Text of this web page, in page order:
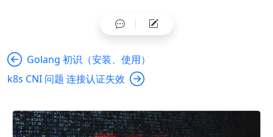
Golang 初识（安装、使用）
k8s CNI 问题 连接认证失效